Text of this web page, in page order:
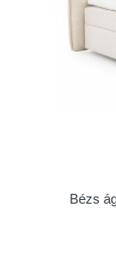
Bézs